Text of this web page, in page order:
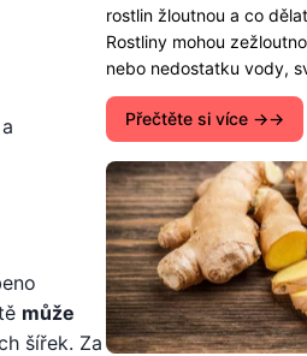
může
šířek. Za
rostlin žloutnou a co
Rostliny mohou
nebo nedostatku vody,
Přečtěte si více →